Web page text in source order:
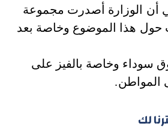
أن الوزارة أصدرت مجموعة
حول هذا الموضوع وخاصة بعد
سوداء وخاصة بالفيز على
المواطن.
لك